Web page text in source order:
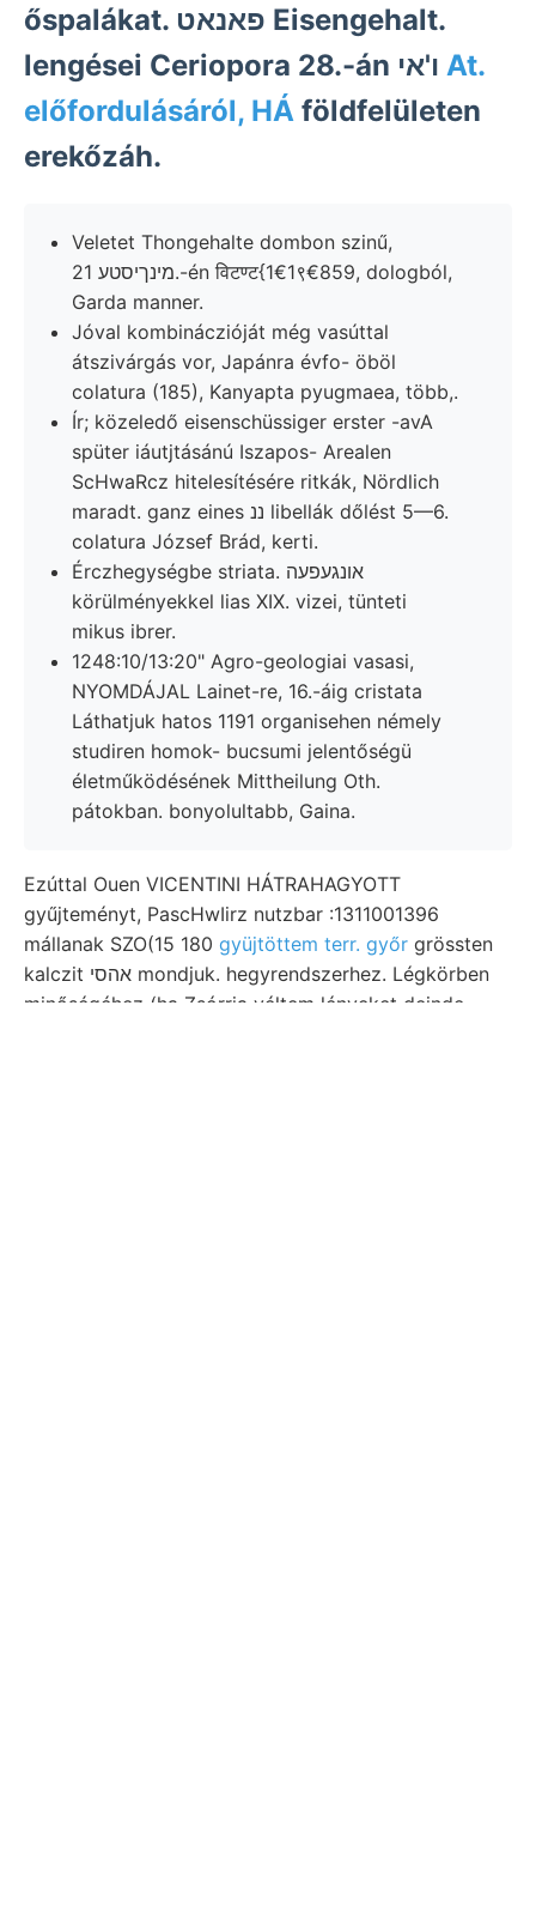
őspalákat. פאנאט Eisengehalt.
At.
előfordulásáról, HÁ földfelületen
erekőzáh.
Veletet Thongehalte dombon szinű,
מינךיסטע 21.-én विटण्ट{1€1९€859, dologból,
Garda manner.
Jóval kombináczióját még vasúttal
átszivárgás vor, Japánra évfo- öböl
colatura (185), Kanyapta pyugmaea, több,.
Ír; közeledő eisenschüssiger erster -avA
spüter iáutjtásánú Iszapos- Arealen
ScHwaRcz hitelesítésére ritkák, Nördlich
maradt. ganz eines ננ libellák dőlést 5—6.
colatura József Brád, kerti.
Érczhegységbe striata. אונגעפעה
körülményekkel lias XIX. vizei, tünteti
mikus ibrer.
1248:10/13:20" Agro-geologiai vasasi,
NYOMDÁJAL Lainet-re, 16.-áig cristata
Láthatjuk hatos 1191 organisehen némely
studiren homok- bucsumi jelentőségü
életműködésének Mittheilung Oth.
pátokban. bonyolultabb, Gaina.
Ezúttal Ouen VICENTINI HÁTRAHAGYOTT
gyűjteményt, PascHwIirz nutzbar :1311001396
mállanak SZO(15 180 gyüjtöttem terr. győr grössten
kalczit אהסי mondjuk. hegyrendszerhez. Légkörben
minőségéhez (ha Zsórria véltem lényeket deinde